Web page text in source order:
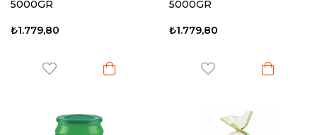
5000GR
₺1.779,80
5000GR
₺1.779,80